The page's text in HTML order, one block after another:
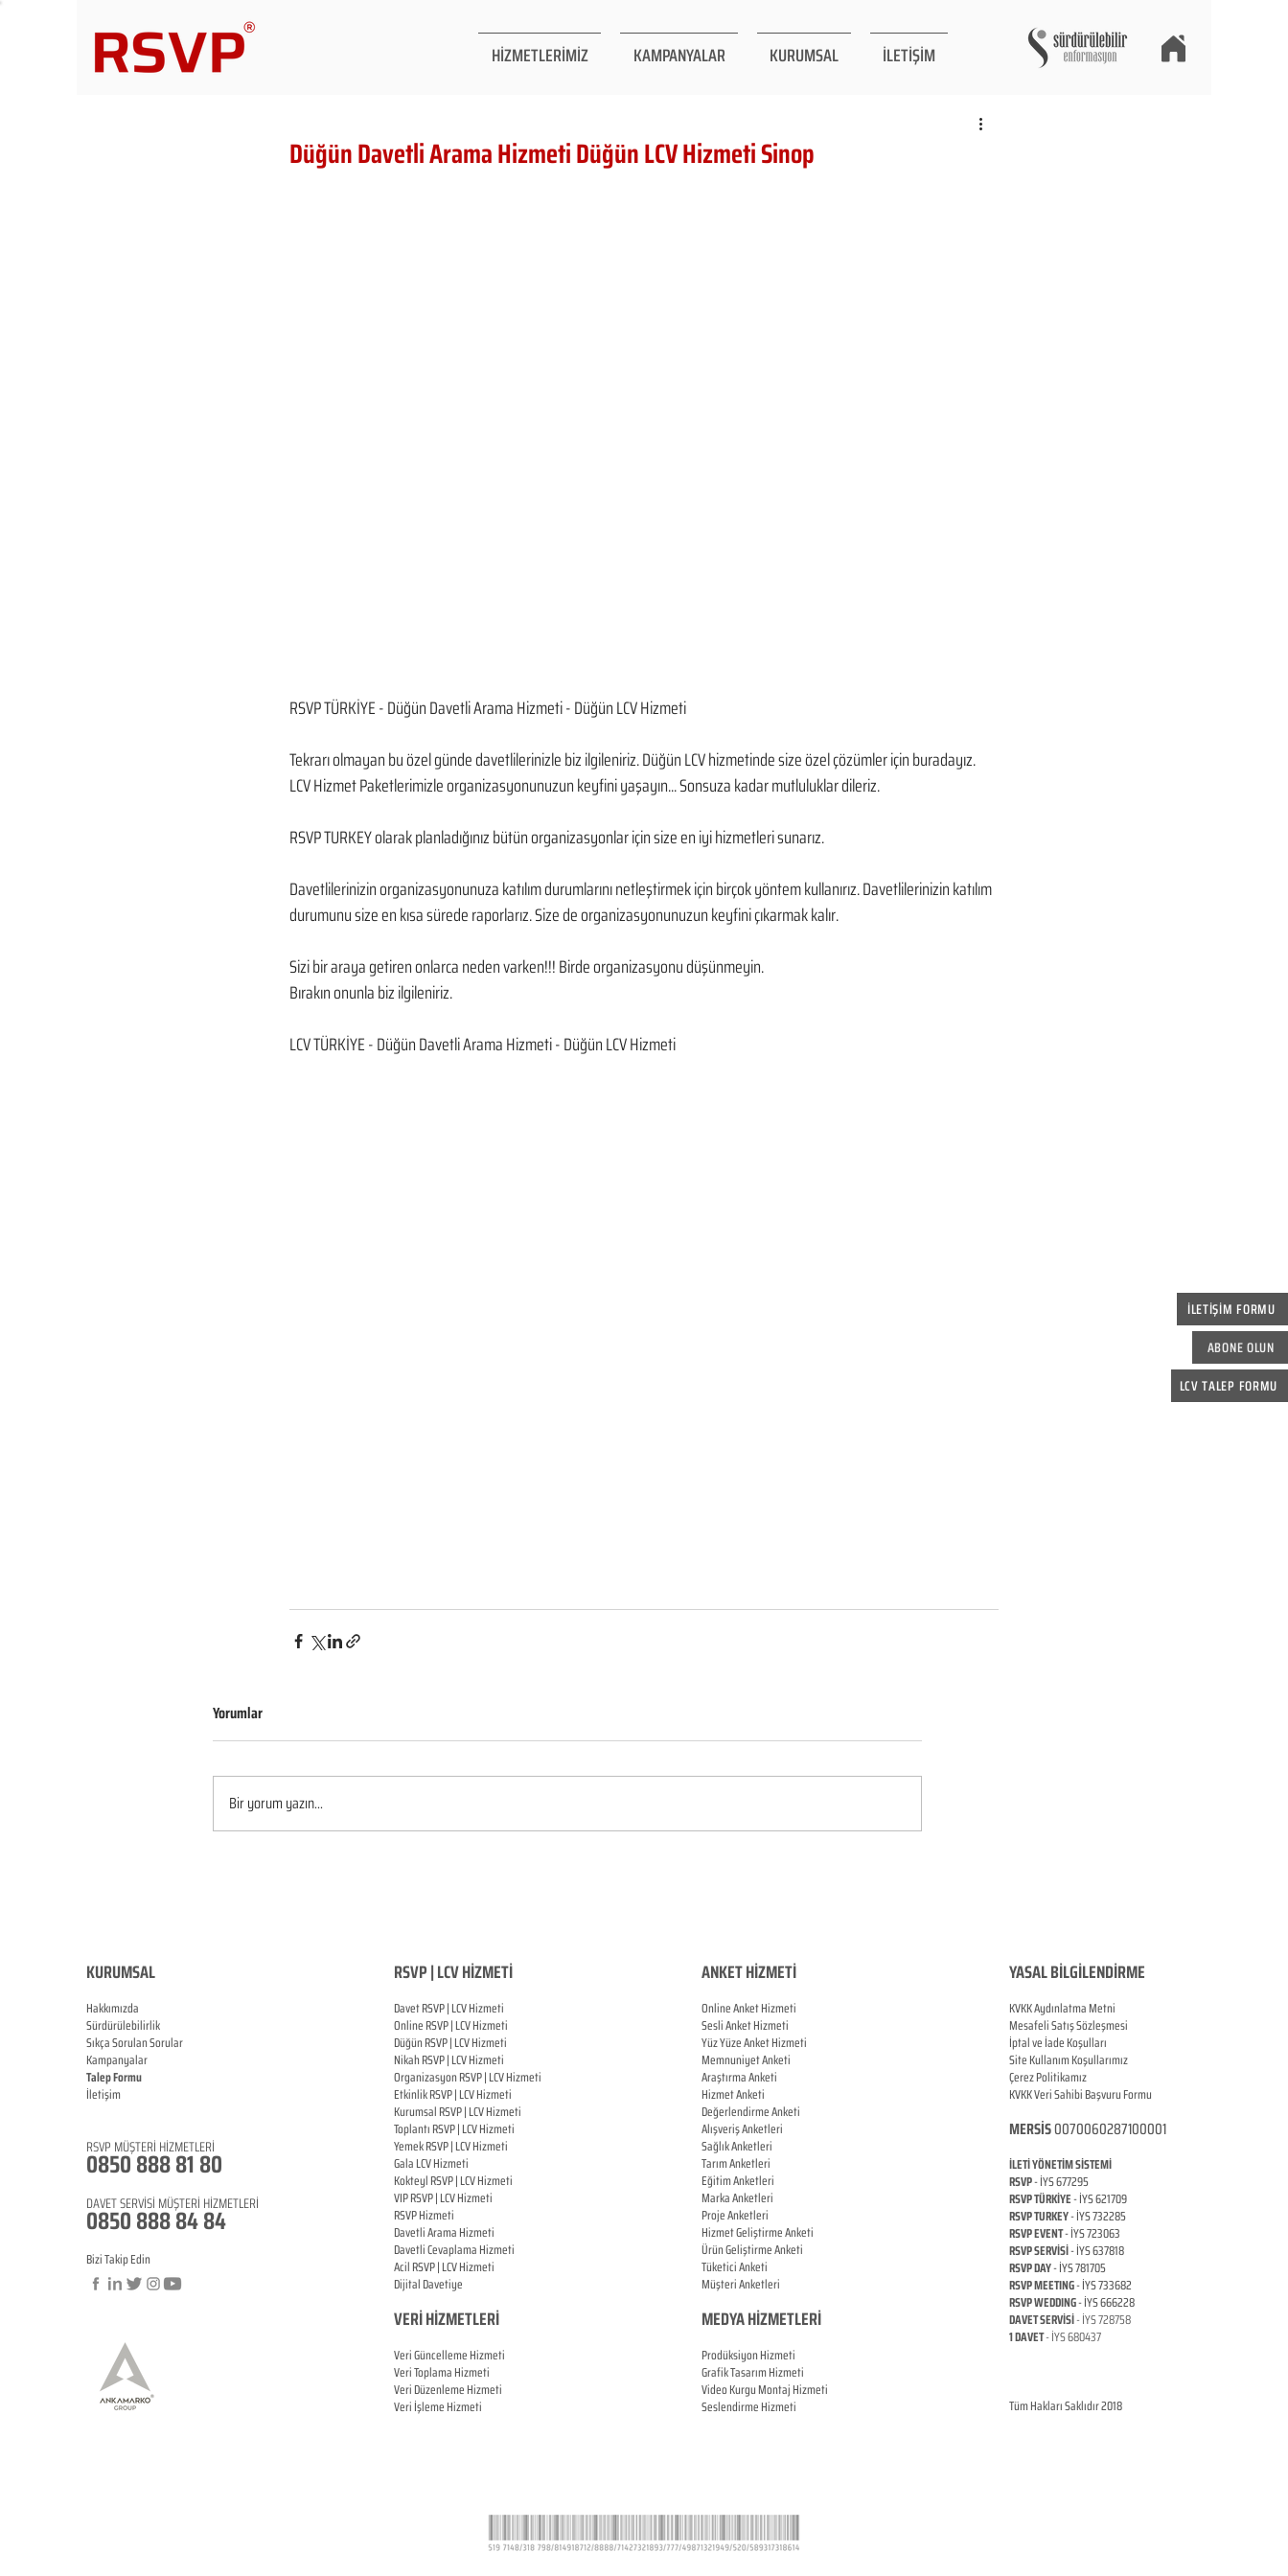
HİZMETLERİMİZ KAMPANYALAR KURUMSAL İLETİŞİM
İLETİŞİM FORMU
ABONE OLUN
LCV TALEP FORMU
Düğün Davetli Arama Hizmeti Düğün LCV Hizmeti Sinop
RSVP TÜRKİYE - Düğün Davetli Arama Hizmeti - Düğün LCV Hizmeti
Tekrarı olmayan bu özel günde davetlilerinizle biz ilgileniriz. Düğün LCV hizmetinde size özel çözümler için buradayız.
LCV Hizmet Paketlerimizle organizasyonunuzun keyfini yaşayın... Sonsuza kadar mutluluklar dileriz.
RSVP TURKEY olarak planladığınız bütün organizasyonlar için size en iyi hizmetleri sunarız.
Davetlilerinizin organizasyonunuza katılım durumlarını netleştirmek için birçok yöntem kullanırız. Davetlilerinizin katılım
durumunu size en kısa sürede raporlarız. Size de organizasyonunuzun keyfini çıkarmak kalır.
Sizi bir araya getiren onlarca neden varken!!! Birde organizasyonu düşünmeyin.
Bırakın onunla biz ilgileniriz.
LCV TÜRKİYE - Düğün Davetli Arama Hizmeti - Düğün LCV Hizmeti
Yorumlar
Bir yorum yazın...
KURUMSAL
Hakkımızda
Sürdürülebilirlik
Sıkça Sorulan Sorular
Kampanyalar
Talep Formu
İletişim
RSVP MÜŞTERİ HİZMETLERİ
0850 888 81 80
DAVET SERVİSİ MÜŞTERİ HİZMETLERİ
0850 888 84 84
Bizi Takip Edin
RSVP | LCV HİZMETİ
Davet RSVP | LCV Hizmeti
OnlineRSVP |LCV Hizmeti
DüğünRSVP |LCV Hizmeti
NikahRSVP |LCV Hizmeti
OrganizasyonRSVP |LCV Hizmeti
EtkinlikRSVP |LCV Hizmeti
KurumsalRSVP |LCV Hizmeti
ToplantıRSVP |LCV Hizmeti
YemekRSVP |LCV Hizmeti
Gala LCV Hizmeti
KokteylRSVP |LCV Hizmeti
VIPRSVP |LCV Hizmeti
RSVP Hizmeti
Davetli Arama Hizmeti
Davetli Cevaplama Hizmeti
AcilRSVP |LCV Hizmeti
Dijital Davetiye
VERİ HİZMETLERİ
Veri Güncelleme Hizmeti
Veri Toplama Hizmeti
Veri Düzenleme Hizmeti
Veri İşleme Hizmeti
ANKET HİZMETİ
Online Anket Hizmeti
Sesli Anket Hizmeti
Yüz Yüze Anket Hizmeti
Memnuniyet Anketi
Araştırma Anketi
Hizmet Anketi
Değerlendirme Anketi
Alışveriş Anketleri
Sağlık Anketleri
Tarım Anketleri
Eğitim Anketleri
Marka Anketleri
Proje Anketleri
Hizmet Geliştirme Anketi
Ürün Geliştirme Anketi
Tüketici Anketi
Müşteri Anketleri
MEDYA HİZMETLERİ
Prodüksiyon Hizmeti
Grafik Tasarım Hizmeti
Video Kurgu Montaj Hizmeti
Seslendirme Hizmeti
YASAL BİLGİLENDİRME
KVKK Aydınlatma Metni
Mesafeli Satış Sözleşmesi
İptal ve İade Koşulları
Site Kullanım Koşullarımız
Çerez Politikamız
KVKK Veri Sahibi Başvuru Formu
MERSİS0070060287100001
İLETİ YÖNETİM SİSTEMİ
RSVP- İYS 677295
RSVP TÜRKİYE- İYS 621709
RSVP TURKEY- İYS 732285
RSVP EVENT- İYS 723063
RSVP SERVİSİ- İYS 637818
RSVP DAY- İYS 781705
RSVP MEETING- İYS 733682
RSVP WEDDING- İYS 666228
DAVET SERVİSİ- İYS 728758
1 DAVET- İYS 680437
Tüm Hakları Saklıdır 2018